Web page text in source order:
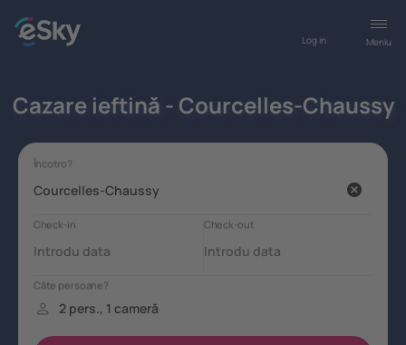
Meniu
Log in
Cazare ieftină - Courcelles-Chaussy